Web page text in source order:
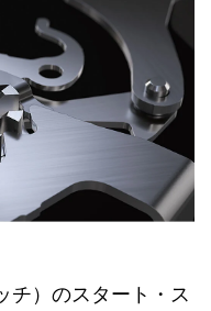
チ）のスタート・ス